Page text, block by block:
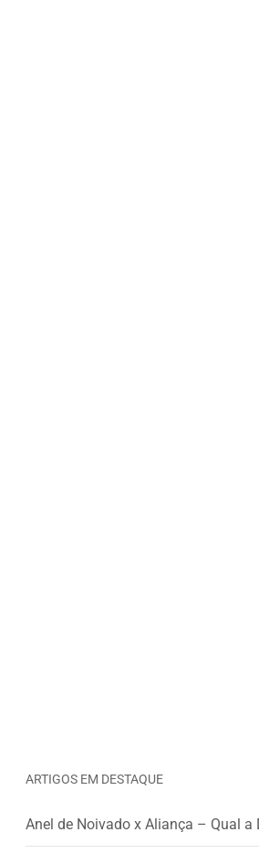
ARTIGOS EM DESTAQUE
Anel de Noivado x Aliança – Qual a